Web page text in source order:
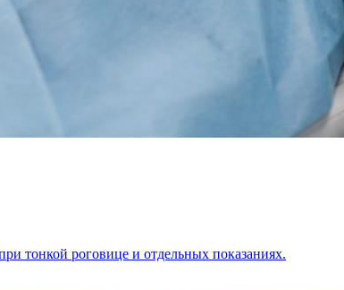
тонкой роговице и отдельных показаниях.